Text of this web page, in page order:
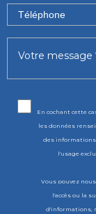
En cochant cette
les données
des informations
l'usage
Vous pouvez
l'accès ou la
d'informations,